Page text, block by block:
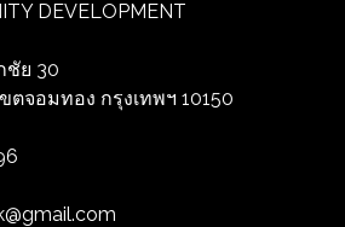
DEVELOPMENT
ชัย 30
ตจอมทอง กรุงเทพฯ 10150